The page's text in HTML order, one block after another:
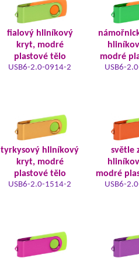
fialový hliníkový
kryt, modré
plastové tělo
USB6-2.0-0914-2
modré
USB6-
tyrkysový hliníkový
kryt, modré
plastové tělo
USB6-2.0-1514-2
světle
modré
USB6-